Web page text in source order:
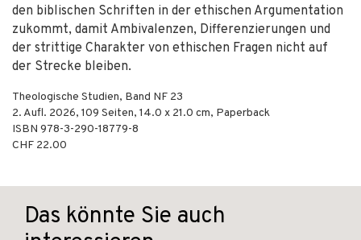
den biblischen Schriften in der ethischen Argumentation
zukommt, damit Ambivalenzen, Differenzierungen und
der strittige Charakter von ethischen Fragen nicht auf
der Strecke bleiben.
Theologische Studien, Band NF 23
2. Aufl. 2026, 109 Seiten, 14.0 x 21.0 cm, Paperback
ISBN 978-3-290-18779-8
CHF 22.00
Das könnte Sie auch